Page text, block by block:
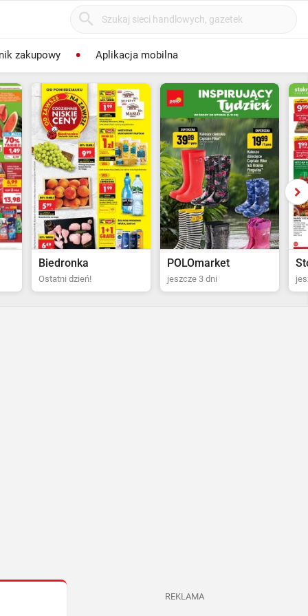
zakupowy Aplikacja mobilna
POLOmarket
jeszcze 3 dni jeszcze 4 dni za
REKLAMA